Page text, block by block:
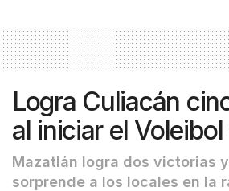
Logra Culiacán
al iniciar el
Mazatlán logra dos victorias
sorprende a los locales en la